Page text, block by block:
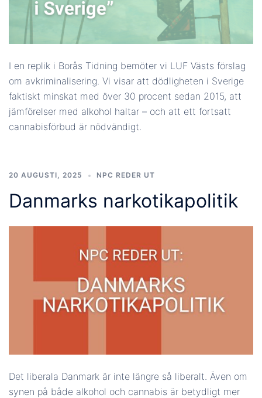
I en replik i Borås Tidning bemöter vi LUF Västs förslag
om avkriminalisering. Vi visar att dödligheten i Sverige
faktiskt minskat med över 30 procent sedan 2015, att
jämförelser med alkohol haltar – och att ett fortsatt
cannabisförbud är nödvändigt.
20 AUGUSTI, 2025 NPC REDER UT
Danmarks narkotikapolitik
Det liberala Danmark är inte längre så liberalt. Även om
synen på både alkohol och cannabis är betydligt mer